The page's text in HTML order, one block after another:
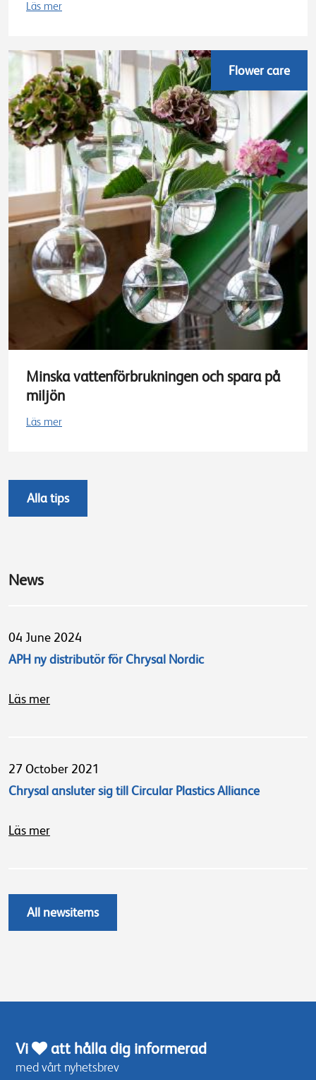
Läs mer
Flower care
Minska vattenförbrukningen och spara på
miljön
Läs mer
Alla tips
News
04 June 2024
APH ny distributör för Chrysal Nordic
Läs mer
27 October 2021
Chrysal ansluter sig till Circular Plastics Alliance
Läs mer
All newsitems
Vi att hålla dig informerad
med vårt nyhetsbrev